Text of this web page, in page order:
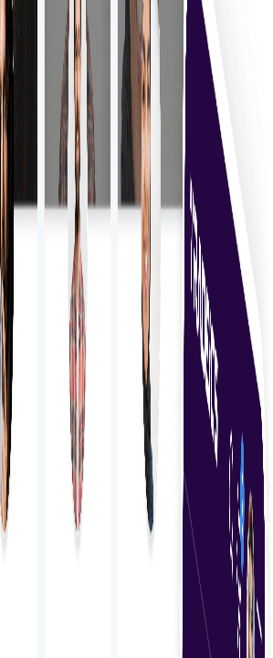
площадку
внештатных сотрудников с
процесса поиска с
и знания фрилансеров с
проекта, чтобы обеспечить
и оптимальные